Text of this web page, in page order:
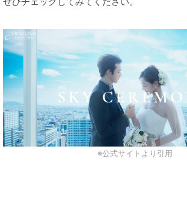
※公式サイトより引用